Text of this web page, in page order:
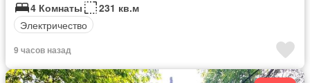
4 Комнаты
231 кв.м
Электричество
9 часов назад